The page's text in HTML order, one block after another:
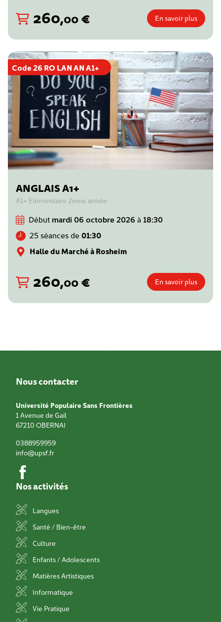
260,00€ En savoir plus
Code 26 RO LAN AN A1+
ANGLAIS A1+
A1+ Elémentaire 2eme année
Début mardi 06 octobre 2026 à 18:30
25 séances de 01:30
Halle du Marché à Rosheim
260,00€ En savoir plus
Nous contacter
Université Populaire Sans Frontières
1 Avenue de Gail
67210 OBERNAI
0388959959
info@upsf.fr
Nos activités
Langues
Santé / Bien-être
Culture
Enfants / Adolescents
Matières Artistiques
Informatique
Vie Pratique